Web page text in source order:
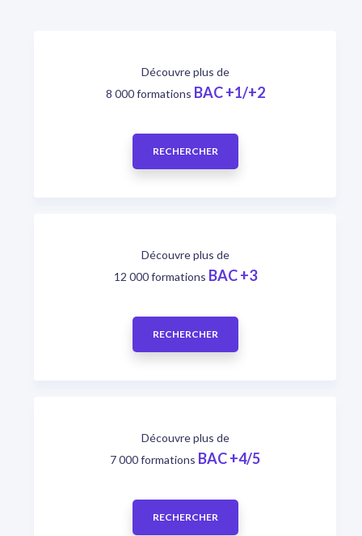
Découvre plus de
8 000 formations BAC +1/+2
RECHERCHER
Découvre plus de
12 000 formations BAC +3
RECHERCHER
Découvre plus de
7 000 formations BAC +4/5
RECHERCHER